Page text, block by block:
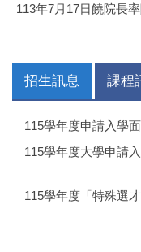
113年7月17日饒院長
招生訊息 課程
115學年度申請入學
115學年度大學申請
115學年度「特殊選